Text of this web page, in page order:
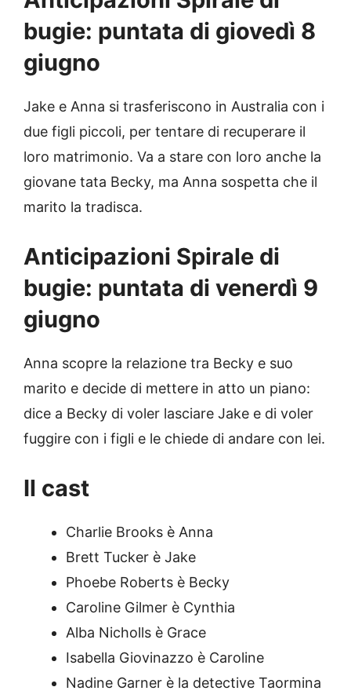
bugie: puntata di giovedì 8
giugno
Jake e Anna si trasferiscono in Australia con i
due figli piccoli, per tentare di recuperare il
loro matrimonio. Va a stare con loro anche la
giovane tata Becky, ma Anna sospetta che il
marito la tradisca.
Anticipazioni Spirale di
bugie: puntata di venerdì 9
giugno
Anna scopre la relazione tra Becky e suo
marito e decide di mettere in atto un piano:
dice a Becky di voler lasciare Jake e di voler
fuggire con i figli e le chiede di andare con lei.
Il cast
Charlie Brooks è Anna
Brett Tucker è Jake
Phoebe Roberts è Becky
Caroline Gilmer è Cynthia
Alba Nicholls è Grace
Isabella Giovinazzo è Caroline
Nadine Garner è la detective Taormina